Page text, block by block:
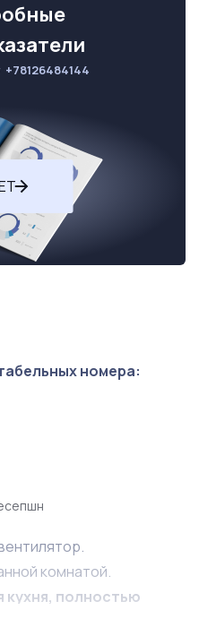
+78126484144
номера:
комнатой.
кухня, полностью
бытовой техникой.